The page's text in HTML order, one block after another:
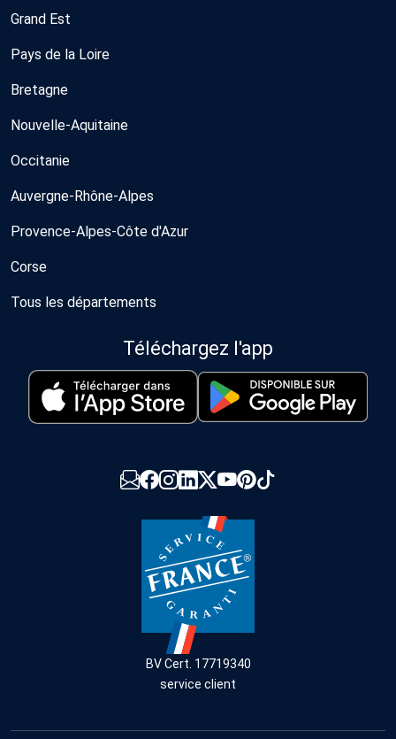
Grand Est
Pays de la Loire
Bretagne
Nouvelle-Aquitaine
Occitanie
Auvergne-Rhône-Alpes
Provence-Alpes-Côte d'Azur
Corse
Tous les départements
Téléchargez l'app
BV Cert. 17719340
service client